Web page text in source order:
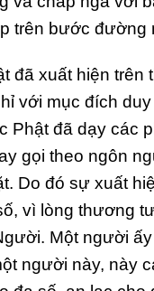
trên bước đường
đã xuất hiện trên
với mục đích
Phật đã dạy các
gọi theo ngôn
Do đó sự xuất
vì lòng thương
Một người
người này, này